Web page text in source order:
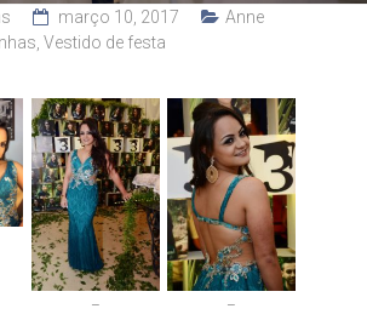
março 10, 2017
Anne
Vestido de festa
– –